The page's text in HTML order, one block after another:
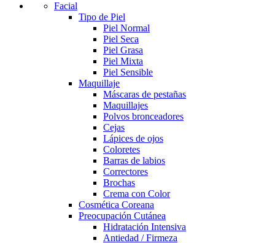
Facial
Tipo de Piel
Piel Normal
Piel Seca
Piel Grasa
Piel Mixta
Piel Sensible
Maquillaje
Máscaras de pestañas
Maquillajes
Polvos bronceadores
Cejas
Lápices de ojos
Coloretes
Barras de labios
Correctores
Brochas
Crema con Color
Cosmética Coreana
Preocupación Cutánea
Hidratación Intensiva
Antiedad / Firmeza